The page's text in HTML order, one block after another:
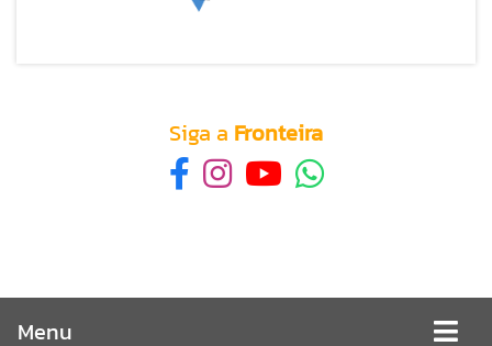
Siga a Fronteira
Menu